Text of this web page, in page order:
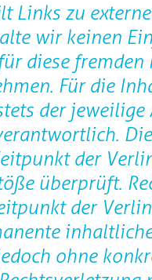
Links zu
wir keinen
diese fremden
Für die
der jeweilige
der
überprüft.
der
ohne